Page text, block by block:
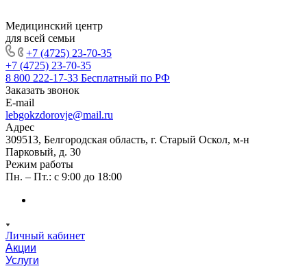
Медицинский центр
для всей семьи
+7 (4725) 23-70-35
+7 (4725) 23-70-35
8 800 222-17-33 Бесплатный по РФ
Заказать звонок
E-mail
lebgokzdorovje@mail.ru
Адрес
309513, Белгородская область, г. Старый Оскол, м-н
Парковый, д. 30
Режим работы
Пн. – Пт.: с 9:00 до 18:00
Личный кабинет
Акции
Услуги